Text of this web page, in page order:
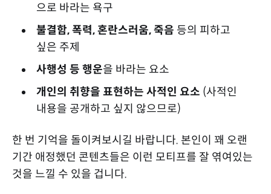
으로 바라는 욕구
불결함, 폭력, 혼란스러움, 죽음 등의 피하고
싶은 주제
사행성 등 행운을 바라는 요소
개인의 취향을 표현하는 사적인 요소 (사적인
내용을 공개하고 싶지 않으므로)
한 번 기억을 돌이켜보시길 바랍니다. 본인이 꽤 오랜
기간 애정했던 콘텐츠들은 이런 모티프를 잘 엮여있는
것을 느낄 수 있을 겁니다.